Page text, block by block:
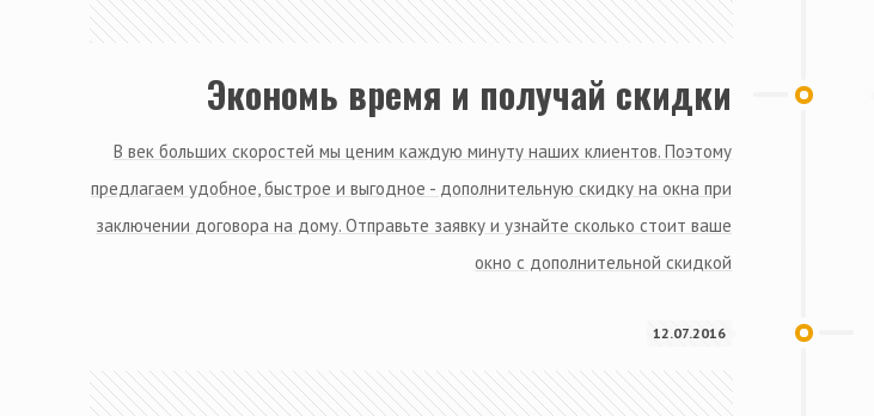
Экономь время и получай скидки
В век больших скоростей мы ценим каждую минуту наших клиентов. Поэтому
предлагаем удобное, быстрое и выгодное - дополнительную скидку на окна при
заключении договора на дому. Отправьте заявку и узнайте сколько стоит ваше
окно с дополнительной скидкой
12.07.2016